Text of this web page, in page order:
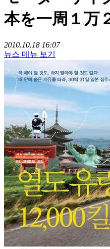
本を一周１万
2010.10.18 16:07
뉴스 메뉴 보기